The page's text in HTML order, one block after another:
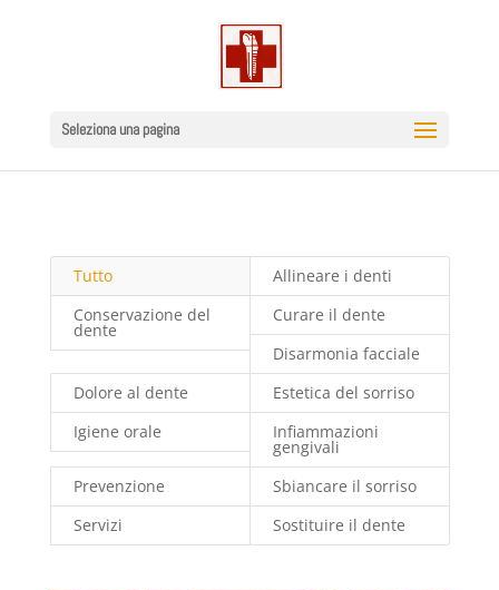
Seleziona una pagina
Tutto
Allineare i denti
Conservazione del
dente
Curare il dente
Disarmonia facciale
Dolore al dente
Estetica del sorriso
Igiene orale
Infiammazioni
gengivali
Prevenzione
Sbiancare il sorriso
Servizi
Sostituire il dente